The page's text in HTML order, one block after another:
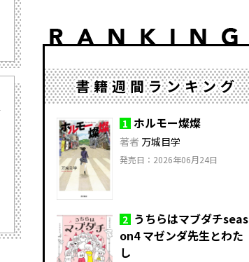
書籍週間ランキング
1 ホルモー燦燦
著者 万城目学
発売日：2026年06月24日
2 うちらはマブダチseas
on4 マゼンダ先生とわた
し